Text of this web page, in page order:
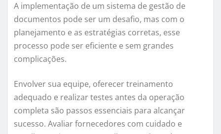
A implementação de um sistema de gestão de
documentos pode ser um desafio, mas com o
planejamento e as estratégias corretas, esse
processo pode ser eficiente e sem grandes
complicações.
Envolver sua equipe, oferecer treinamento
adequado e realizar testes antes da operação
completa são passos essenciais para alcançar
sucesso. Avaliar fornecedores com cuidado e